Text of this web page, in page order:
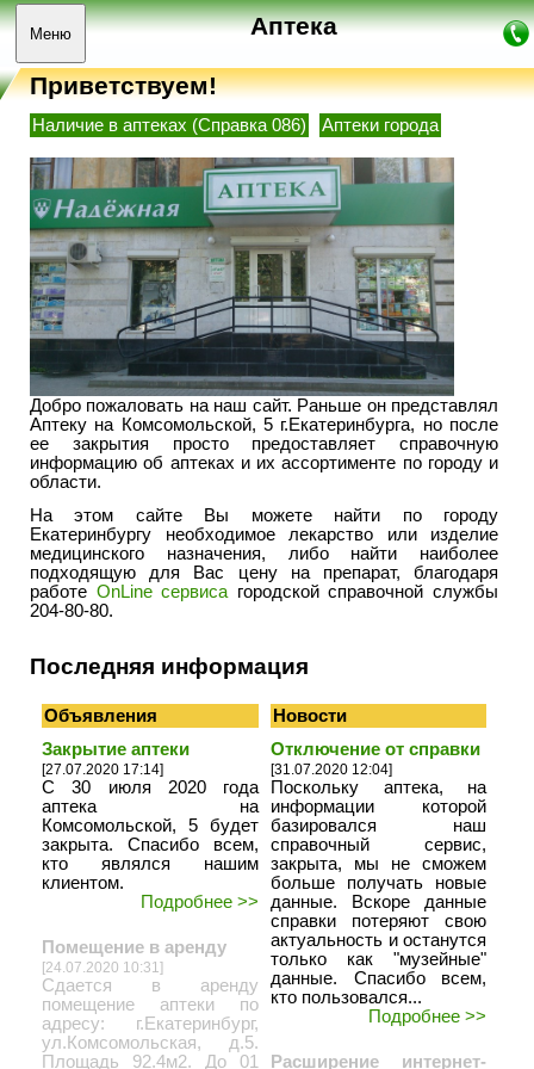
Меню Аптека
Приветствуем!
Наличие в аптеках (Справка 086) Аптеки города
Добро пожаловать на наш сайт. Раньше он представлял
Аптеку на Комсомольской, 5 г.Екатеринбурга, но после
ее закрытия просто предоставляет справочную
информацию об аптеках и их ассортименте по городу и
области.
На этом сайте Вы можете найти по городу
Екатеринбургу необходимое лекарство или изделие
медицинского назначения, либо найти наиболее
подходящую для Вас цену на препарат, благодаря
работе OnLine сервиса городской справочной службы
204-80-80.
Последняя информация
Объявления
Новости
Закрытие аптеки
[27.07.2020 17:14]
С 30 июля 2020 года
аптека на
Комсомольской, 5 будет
закрыта. Спасибо всем,
кто являлся нашим
клиентом.
Подробнее >>
Помещение в аренду
[24.07.2020 10:31]
Сдается в аренду
помещение аптеки по
адресу: г.Екатеринбург,
ул.Комсомольская, д.5.
Площадь 92.4м2. До 01
Отключение от справки
[31.07.2020 12:04]
Поскольку аптека, на
информации которой
базировался наш
справочный сервис,
закрыта, мы не сможем
больше получать новые
данные. Вскоре данные
справки потеряют свою
актуальность и останутся
только как "музейные"
данные. Спасибо всем,
кто пользовался...
Подробнее >>
Расширение интернет-